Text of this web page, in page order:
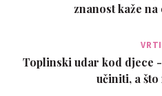
znanost kaže
Toplinski udar kod djece
učiniti, a